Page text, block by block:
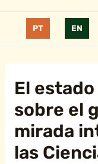
PT EN
El
sobre el
mirada
las